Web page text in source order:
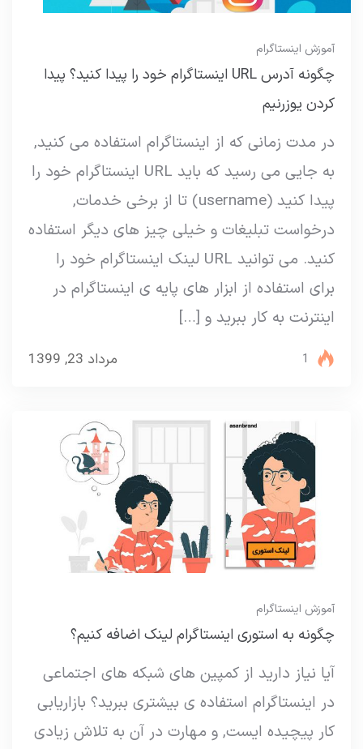
آموزش اینستاگرام
چگونه آدرس URL اینستاگرام خود را پیدا کنید؟ پیدا
کردن یوزرنیم
در مدت زمانی که از اینستاگرام استفاده می کنید,
به جایی می رسید که باید URL اینستاگرام خود را
پیدا کنید (username) تا از برخی خدمات,
درخواست تبلیغات و خیلی چیز های دیگر استفاده
کنید. می توانید URL لینک اینستاگرام خود را
برای استفاده از ابزار های پایه ی اینستاگرام در
اینترنت به کار ببرید و […]
مرداد 23, 1399 1
آموزش اینستاگرام
چگونه به استوری اینستاگرام لینک اضافه کنیم؟
آیا نیاز دارید از کمپین های شبکه های اجتماعی
در اینستاگرام استفاده ی بیشتری ببرید؟ بازاریابی
کار پیچیده ایست, و مهارت در آن به تلاش زیادی